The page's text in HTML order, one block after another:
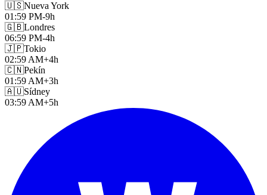
🇺🇸Nueva York
01:59 PM-9h
🇬🇧Londres
06:59 PM-4h
🇯🇵Tokio
02:59 AM+4h
🇨🇳Pekín
01:59 AM+3h
🇦🇺Sídney
03:59 AM+5h